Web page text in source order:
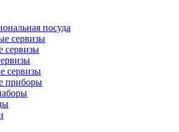
посуда
сервизы
сервизы
сервизы
приборы